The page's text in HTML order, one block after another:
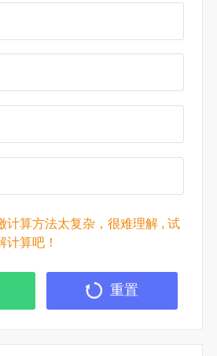
计算方法太复杂，很难理解 , 试
计算吧！
重置